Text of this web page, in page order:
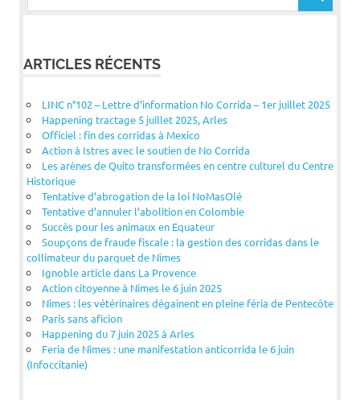
ARTICLES RÉCENTS
LINC n°102 – Lettre d’information No Corrida – 1er juillet 2025
Happening tractage 5 juillet 2025, Arles
Officiel : fin des corridas à Mexico
Action à Istres avec le soutien de No Corrida
Les arènes de Quito transformées en centre culturel du Centre
Historique
Tentative d’abrogation de la loi NoMasOlé
Tentative d’annuler l’abolition en Colombie
Succès pour les animaux en Equateur
Soupçons de fraude fiscale : la gestion des corridas dans le
collimateur du parquet de Nîmes
Ignoble article dans La Provence
Action citoyenne à Nîmes le 6 juin 2025
Nîmes : les vétérinaires dégainent en pleine féria de Pentecôte
Paris sans aficion
Happening du 7 juin 2025 à Arles
Feria de Nîmes : une manifestation anticorrida le 6 juin
(Infoccitanie)